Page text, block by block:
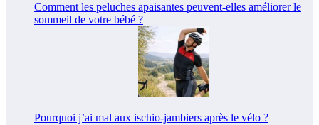
Comment les peluches apaisantes peuvent-elles améliorer le
sommeil de votre bébé ?
Pourquoi j’ai mal aux ischio-jambiers après le vélo ?